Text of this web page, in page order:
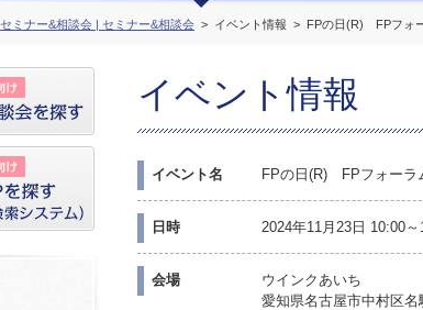
セミナー&相談会 | セミナー&相談会 イベント情報 FPの日(R) FPフォ
イベント情報
イベント名 FPの日(R) FPフォーラ
日時 2024年11月23日 10:00～
会場
ウインクあいち
愛知県名古屋市中村区名